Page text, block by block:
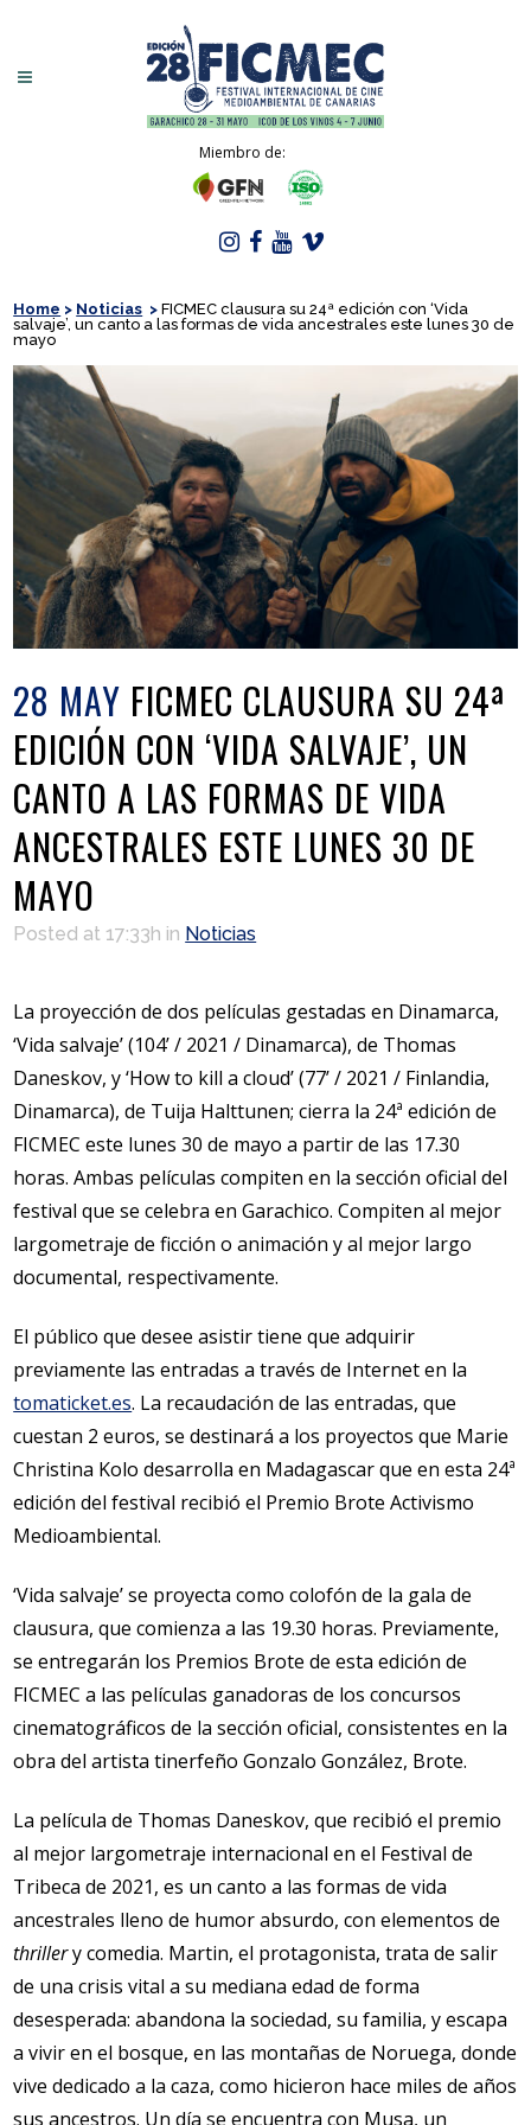
Miembro de:
Home > Noticias >FICMEC clausura su 24ª edición con ‘Vida
salvaje’, un canto a las formas de vida ancestrales este lunes 30 de
mayo
28 MAY FICMEC CLAUSURA SU 24ª
EDICIÓN CON ‘VIDA SALVAJE’, UN
CANTO A LAS FORMAS DE VIDA
ANCESTRALES ESTE LUNES 30 DE
MAYO
Posted at 17:33h in Noticias
La proyección de dos películas gestadas en Dinamarca,
‘Vida salvaje’ (104’ / 2021 / Dinamarca), de Thomas
Daneskov, y ‘How to kill a cloud’ (77’ / 2021 / Finlandia,
Dinamarca), de Tuija Halttunen; cierra la 24ª edición de
FICMEC este lunes 30 de mayo a partir de las 17.30
horas. Ambas películas compiten en la sección oficial del
festival que se celebra en Garachico. Compiten al mejor
largometraje de ficción o animación y al mejor largo
documental, respectivamente.
El público que desee asistir tiene que adquirir
previamente las entradas a través de Internet en la
tomaticket.es. La recaudación de las entradas, que
cuestan 2 euros, se destinará a los proyectos que Marie
Christina Kolo desarrolla en Madagascar que en esta 24ª
edición del festival recibió el Premio Brote Activismo
Medioambiental.
‘Vida salvaje’se proyecta como colofón de la gala de
clausura, que comienza a las 19.30 horas. Previamente,
se entregarán los Premios Brote de esta edición de
FICMEC a las películas ganadoras de los concursos
cinematográficos de la sección oficial, consistentes en la
obra del artista tinerfeño Gonzalo González, Brote.
La película de Thomas Daneskov, que recibió el premio
al mejor largometraje internacional en el Festival de
Tribeca de 2021, es un canto a las formas de vida
ancestrales lleno de humor absurdo, con elementos de
thrillery comedia. Martin, el protagonista, trata de salir
de una crisis vital a su mediana edad de forma
desesperada: abandona la sociedad, su familia, y escapa
a vivir en el bosque, en las montañas de Noruega, donde
vive dedicado a la caza, como hicieron hace miles de años
sus ancestros. Un día se encuentra con Musa, un